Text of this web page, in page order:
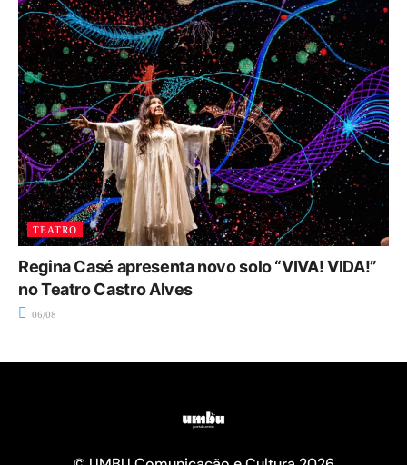
TEATRO
Regina Casé apresenta novo solo “VIVA! VIDA!”
no Teatro Castro Alves
06/08